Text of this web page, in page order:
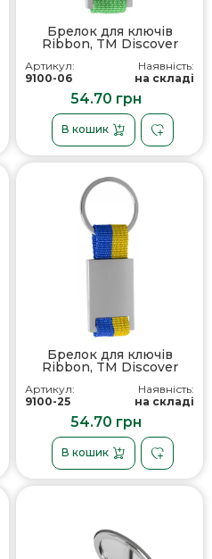
Брелок для ключів
Ribbon, TM Discover
Артикул:
9100-06
Наявність:
на складі
54.70 грн
В кошик
Брелок для ключів
Ribbon, TM Discover
Артикул:
9100-25
Наявність:
на складі
54.70 грн
В кошик